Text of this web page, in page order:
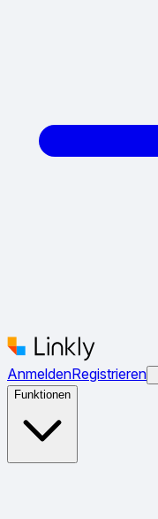
AnmeldenRegistrieren
Funktionen